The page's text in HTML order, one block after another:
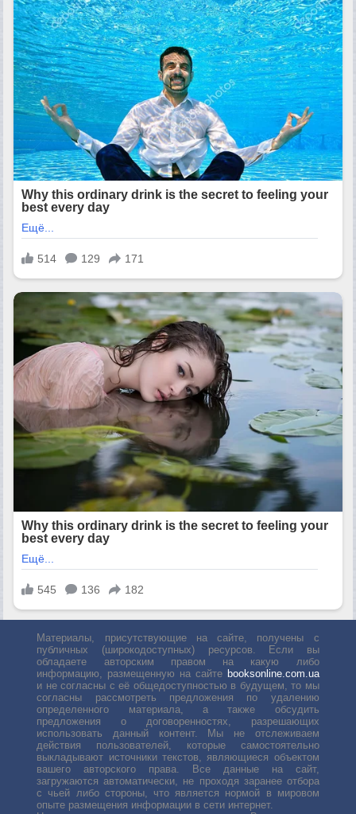
Материалы, присутствующие на сайте, получены с
публичных (широкодоступных) ресурсов. Если вы
обладаете авторским правом на какую либо
информацию, размещенную на сайте booksonline.com.ua
и не согласны с её общедоступностью в будущем, то мы
согласны рассмотреть предложения по удалению
определенного материала, а также обсудить
предложения о договоренностях, разрешающих
использовать данный контент. Мы не отслеживаем
действия пользователей, которые самостоятельно
выкладывают источники текстов, являющиеся объектом
вашего авторского права. Все данные на сайт,
загружаются автоматически, не проходя заранее отбора
с чьей либо стороны, что является нормой в мировом
опыте размещения информации в сети интернет.